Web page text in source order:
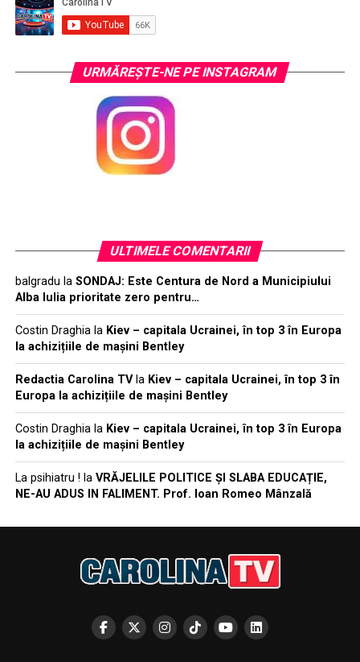
URMĂREŞTE-NE PE INSTAGRAM
ULTIMELE COMENTARII
balgradu la SONDAJ: Este Centura de Nord a Municipiului
Alba Iulia prioritate zero pentru…
Costin Draghiala Kiev – capitala Ucrainei, în top 3 în Europa
la achizițiile de mașini Bentley
Redactia Carolina TVla Kiev – capitala Ucrainei, în top 3 în
Europa la achizițiile de mașini Bentley
Costin Draghiala Kiev – capitala Ucrainei, în top 3 în Europa
la achizițiile de mașini Bentley
La psihiatru ! la VRĂJELILE POLITICE ȘI SLABA EDUCAȚIE,
NE-AU ADUS IN FALIMENT. Prof. Ioan Romeo Mânzală